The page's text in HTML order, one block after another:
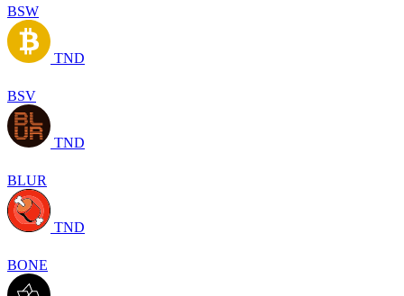
BSW
TND
BSV
TND
BLUR
TND
BONE